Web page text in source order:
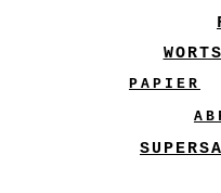
PAPIER